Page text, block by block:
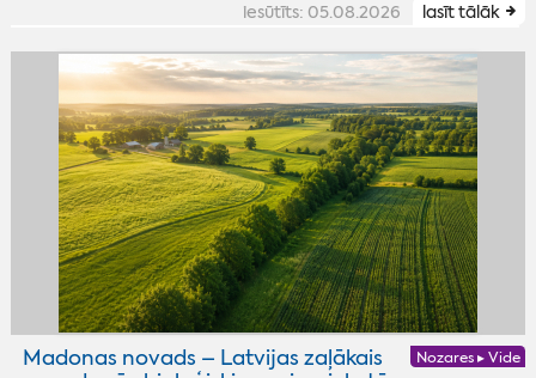
iesūtīts: 05.08.2026 lasīt tālāk
Nozares ▸ Vide
Madonas novads – Latvijas zaļākais